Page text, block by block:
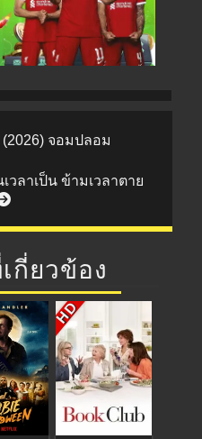
(2026) จอมปลอม
วลาเป็น ข้ามเวลาตาย
กี่ยวข้อง
HD